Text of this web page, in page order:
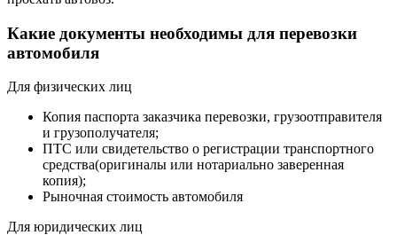
Какие документы необходимы для перевозки
автомобиля
Для физических лиц
Копия паспорта заказчика перевозки, грузоотправителя
и грузополучателя;
ПТС или свидетельство о регистрации транспортного
средства(оригиналы или нотариально заверенная
копия);
Рыночная стоимость автомобиля
Для юридических лиц